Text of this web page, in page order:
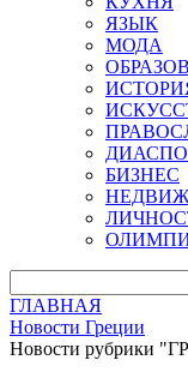
ЯЗЫК
МОДА
БИЗНЕС
ГЛАВНАЯ
Новости Греции
Новости рубрики